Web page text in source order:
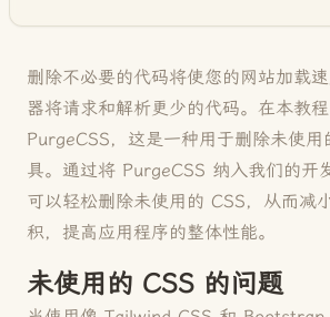
删除不必要的代码将使您的网站加载
器将请求和解析更少的代码。在本教
PurgeCSS，这是一种用于删除未使
具。通过将 PurgeCSS 纳入我们的开
可以轻松删除未使用的 CSS，从而减
积，提高应用程序的整体性能。
未使用的 CSS 的问题